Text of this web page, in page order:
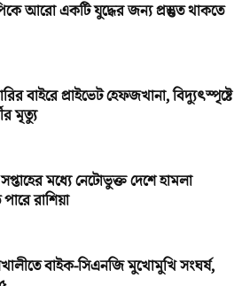
আরো একটি যুদ্ধের জন্য প্রস্তুত থাকতে
বাইরে প্রাইভেট হেফজখানা, বিদ্যুৎস্পৃষ্টে
মৃত্যু
মধ্যে নেটোভুক্ত দেশে হামলা
রাশিয়া
বাইক-সিএনজি মুখোমুখি সংঘর্ষ,